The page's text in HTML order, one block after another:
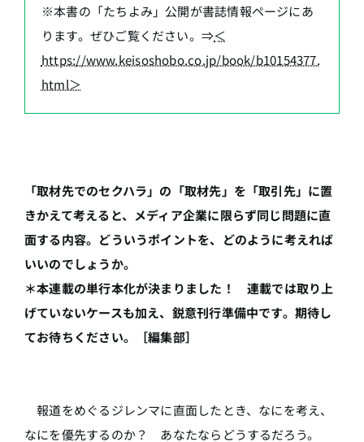
※本書の「たちよみ」公開が書誌情報ページにあ
ります。ぜひご覧ください。⇒＜
https://www.keisoshobo.co.jp/book/b10154377.
html＞
「取材先でのセクハラ」の「取材先」を「取引先」に置
きかえて考えると、メディア企業に限らず同じ問題に直
面する内容。どういうポイントを、どのように考えれば
いいのでしょうか。
＊本連載の単行本化が決まりました！ 連載では取り上
げていないケースも加え、鋭意刊行準備中です。期待し
てお待ちください。［編集部］
報道をめぐるジレンマに直面したとき、なにを考え、
なにを優先するのか？ あなたならどうするだろう。